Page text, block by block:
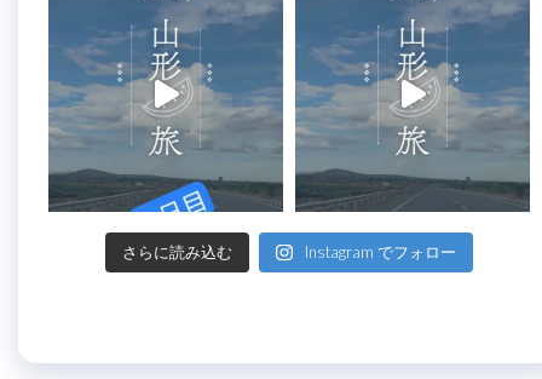
さらに読み込む Instagram でフォロー